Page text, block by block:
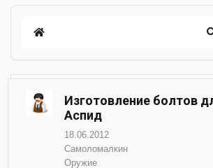
Изготовление болтов
Аспид
18.06.2012
Самоломалкин
Оружие